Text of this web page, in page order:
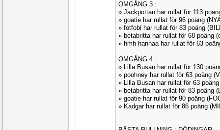
OMGÅNG 3 :
» Jackpottan har rullat för 113
» goatie har rullat för 96 poäng
» fotfobi har rullat för 83 poäng
» betabritta har rullat för 68 poäng
» hmh-hannaa har rullat för 63
OMGÅNG 4 :
» Lilla Busan har rullat för 130
» poohney har rullat för 63 poäng
» Lilla Busan har rullat för 63
» betabritta har rullat för 83 poäng
» goatie har rullat för 90 poäng
» Kadgar har rullat för 86 poäng